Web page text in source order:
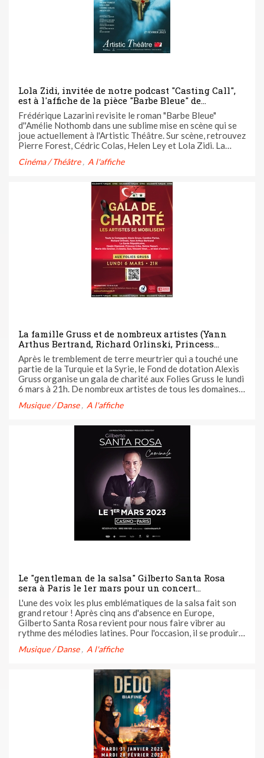
Lola Zidi, invitée de notre podcast "Casting Call",
est à l'affiche de la pièce "Barbe Bleue" de
Frédérique Lazarini qui se joue à l'Artistic Théâtre
Frédérique Lazarini revisite le roman "Barbe Bleue"
d''Amélie Nothomb dans une sublime mise en scène qui se
joue actuellement à l'Artistic Théâtre. Sur scène, retrouvez
Pierre Forest, Cédric Colas, Helen Ley et Lola Zidi. La
notre podcast "Casting Call". L'épisode est disponible sur ...
Cinéma / Théâtre A l'affiche
La famille Gruss et de nombreux artistes (Yann
Arthus Bertrand, Richard Orlinski, Princess
Erika...) se mobilisent en solidarité pour la Turquie
et la Syrie à l'occasion d'un gala de charité le 6
mars aux Folies Gruss
Après le tremblement de terre meurtrier qui a touché une
partie de la Turquie et la Syrie, le Fond de dotation Alexis
Gruss organise un gala de charité aux Folies Gruss le lundi
6 mars à 21h. De nombreux artistes de tous les domaines
les profits seront reversés à deux associations ...
Musique / Danse A l'affiche
Le "gentleman de la salsa" Gilberto Santa Rosa
sera à Paris le 1er mars pour un concert
exceptionnel au Casino de Paris !
L'une des voix les plus emblématiques de la salsa fait son
grand retour ! Après cinq ans d'absence en Europe,
Gilberto Santa Rosa revient pour nous faire vibrer au
rythme des mélodies latines. Pour l'occasion, il se produira
France.
Musique / Danse A l'affiche